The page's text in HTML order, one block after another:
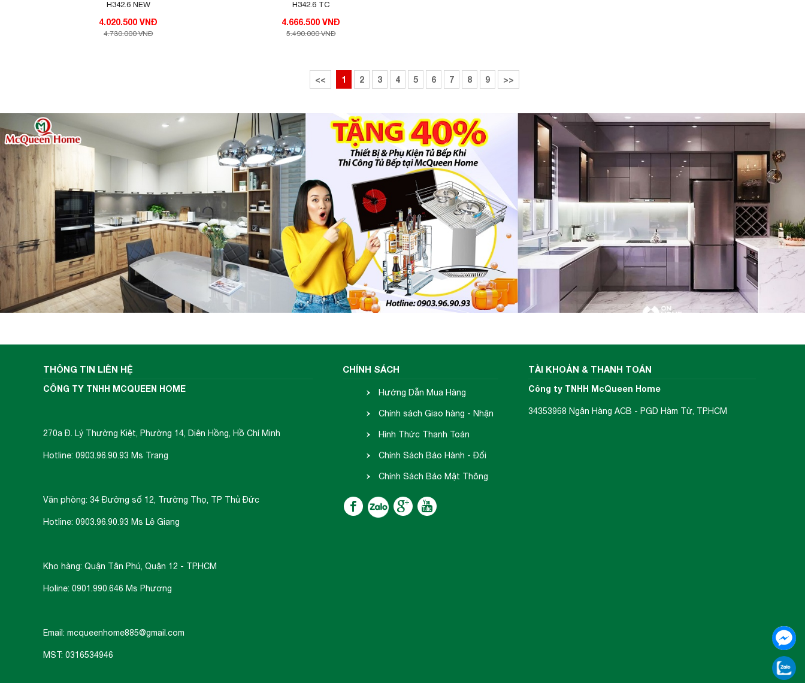
H342.6 NEW
4.020.500 VNĐ
4.730.000 VNĐ
H342.6 TC
4.666.500 VNĐ
5.490.000 VNĐ
<< 1 2 3 4 5 6 7 8 9 >>
THÔNG TIN LIÊN HỆ
CÔNG TY TNHH MCQUEEN HOME
270a Đ. Lý Thường Kiệt, Phường 14, Diên Hồng, Hồ Chí Minh
Hotline: 0903.96.90.93 Ms Trang
Văn phòng: 34 Đường số 12, Trường Thọ, TP Thủ Đức
Hotline: 0903.96.90.93 Ms Lê Giang
Kho hàng: Quận Tân Phú, Quận 12 - TP.HCM
Holine: 0901.990.646 Ms Phương
Email: mcqueenhome885@gmail.com
MST: 0316534946
CHÍNH SÁCH
Hướng Dẫn Mua Hàng
Chính sách Giao hàng - Nhận
hàng
Hình Thức Thanh Toán
Chính Sách Bảo Hành - Đổi
Trả
Chính Sách Bảo Mật Thông
Tin
TÀI KHOẢN & THANH TOÁN
Công ty TNHH McQueen Home
34353968 Ngân Hàng ACB - PGD Hàm Tử, TP.HCM